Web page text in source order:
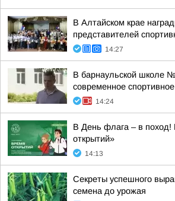
В Алтайском крае
представителей
14:27
В барнаульской школе
современное
14:24
В День флага – в поход!
открытий»
14:13
Секреты успешного
семена до урожая